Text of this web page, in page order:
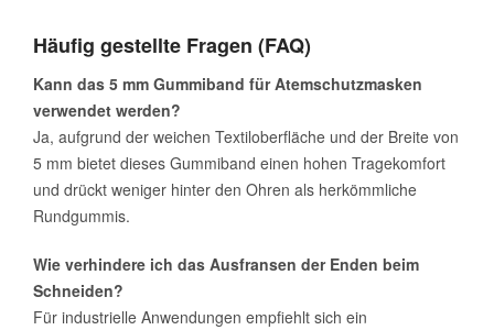
Häufig gestellte Fragen (FAQ)
Kann das 5 mm Gummiband für Atemschutzmasken
verwendet werden?
Ja, aufgrund der weichen Textiloberfläche und der Breite von
5 mm bietet dieses Gummiband einen hohen Tragekomfort
und drückt weniger hinter den Ohren als herkömmliche
Rundgummis.
Wie verhindere ich das Ausfransen der Enden beim
Schneiden?
Für industrielle Anwendungen empfiehlt sich ein